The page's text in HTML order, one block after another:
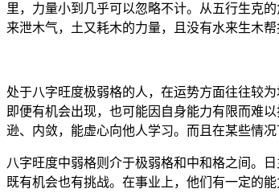
里，力量小到几乎可以忽略不计。从五行生克
来泄木气，土又耗木的力量，且没有水来生木帮
处于八字旺度极弱格的人，在运势方面往往较
即便有机会出现，也可能因自身能力有限而难
逊、内敛，能虚心向他人学习。而且在某些情
八字旺度中弱格则介于极弱格和中和格之间。
既有机会也有挑战。在事业上，他们有一定的